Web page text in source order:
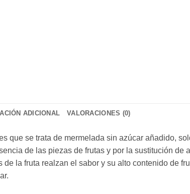
ADICIONAL VALORACIONES (0)
que se trata de mermelada sin azúcar añadido,
de las piezas de frutas y por la sustitución
de la fruta realzan el sabor y su alto contenido de